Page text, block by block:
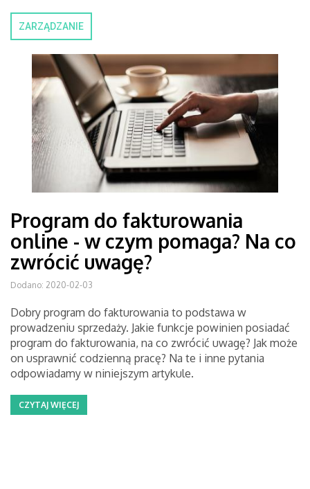
ZARZĄDZANIE
Program do fakturowania
online - w czym pomaga? Na co
zwrócić uwagę?
Dodano: 2020-02-03
Dobry program do fakturowania to podstawa w
prowadzeniu sprzedaży. Jakie funkcje powinien posiadać
program do fakturowania, na co zwrócić uwagę? Jak może
on usprawnić codzienną pracę? Na te i inne pytania
odpowiadamy w niniejszym artykule.
CZYTAJ WIĘCEJ